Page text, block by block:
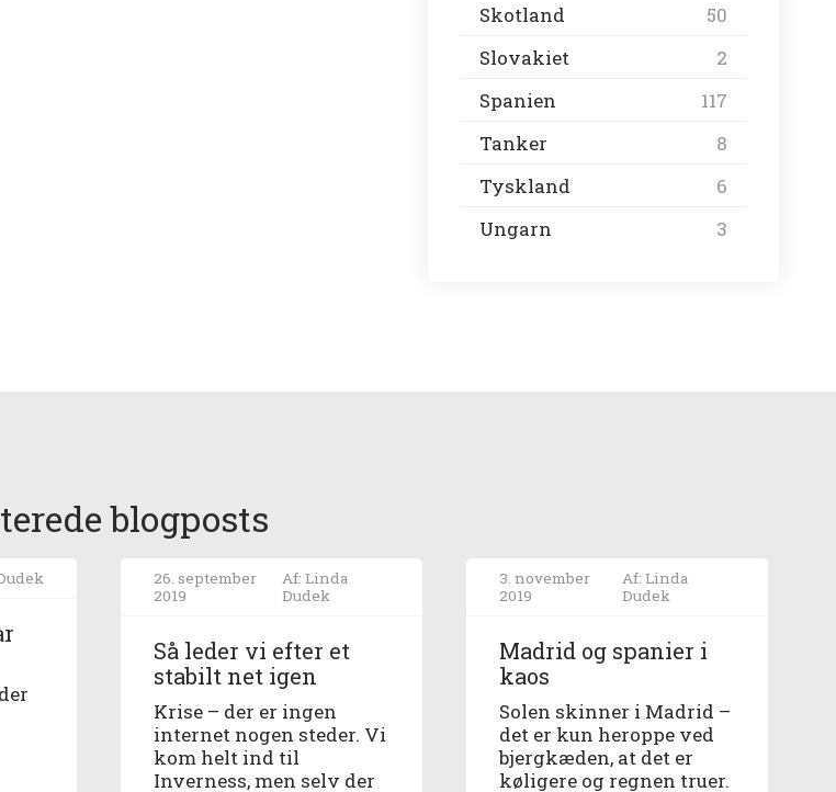
Skotland
50
Slovakiet
2
Spanien
117
Tanker
8
Tyskland
6
Ungarn
3
blogposts
26. september
2019
Af: Linda
Dudek
Så leder vi efter et
stabilt net igen
Krise – der er ingen
internet nogen steder. Vi
kom helt ind til
Inverness, men selv der
3. november
2019
Af: Linda
Dudek
Madrid og spanier i
kaos
Solen skinner i Madrid –
det er kun heroppe ved
bjergkæden, at det er
køligere og regnen truer.